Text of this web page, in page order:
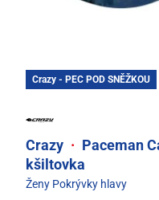
Crazy - PEC POD SNĚŽKOU
Crazy · Paceman
kšiltovka
Ženy Pokrývky hlavy